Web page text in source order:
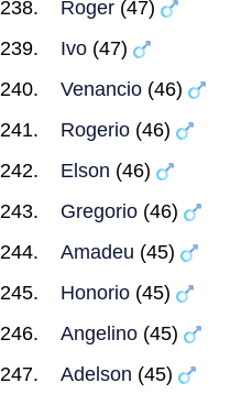
Roger (47)
Ivo (47)
Venancio (46)
Rogerio (46)
Elson (46)
Gregorio (46)
Amadeu (45)
Honorio (45)
Angelino (45)
Adelson (45)